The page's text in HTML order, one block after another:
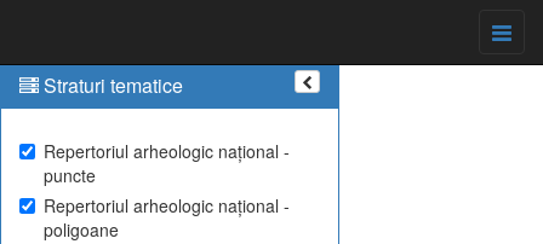
Straturi tematice
Repertoriul arheologic național -
puncte
Repertoriul arheologic național -
poligoane